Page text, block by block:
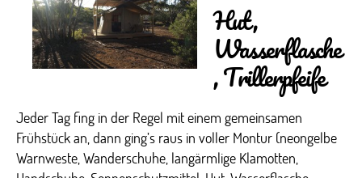
Hut,
Wasserflasche
, Trillerpfeife
Jeder Tag fing in der Regel mit einem gemeinsamen
Frühstück an, dann ging’s raus in voller Montur (neongelbe
Warnweste, Wanderschuhe, langärmlige Klamotten,